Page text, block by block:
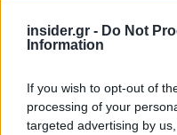
insider.gr - Do Not
Information
If you wish to opt-out of
processing of your
targeted advertising by